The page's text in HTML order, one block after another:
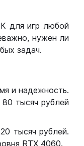
для игр любой
нужен ли
задач.
и надежность.
тысяч рублей
тысяч рублей.
RTX 4060.